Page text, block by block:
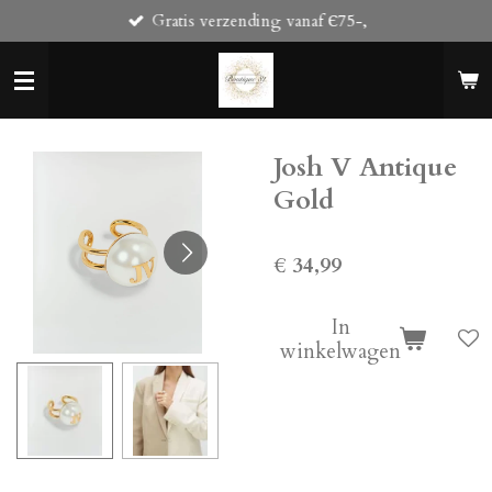
direct
naar
de
hoofdinhoud
Gratis verzending vanaf Є75-,
Josh V Antique
Gold
€ 34,99
In
winkelwagen